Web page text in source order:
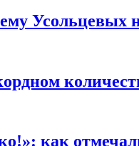
Усольцевых
как